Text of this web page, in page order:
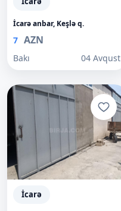
İcarə anbar, Keşlə q.
7 AZN
Bakı 04 Avqust
İcarə